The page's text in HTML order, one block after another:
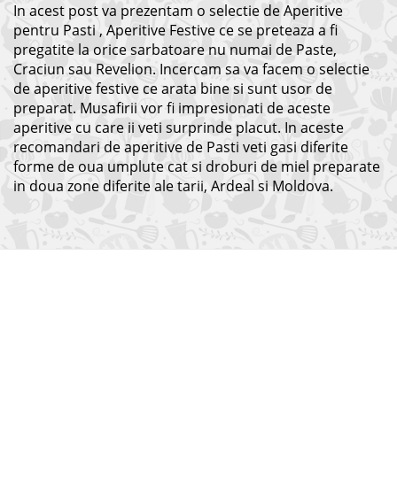
In acest post va prezentam o selectie de Aperitive
pentru Pasti , Aperitive Festive ce se preteaza a fi
pregatite la orice sarbatoare nu numai de Paste,
Craciun sau Revelion. Incercam sa va facem o selectie
de aperitive festive ce arata bine si sunt usor de
preparat. Musafirii vor fi impresionati de aceste
aperitive cu care ii veti surprinde placut. In aceste
recomandari de aperitive de Pasti veti gasi diferite
forme de oua umplute cat si droburi de miel preparate
in doua zone diferite ale tarii, Ardeal si Moldova.